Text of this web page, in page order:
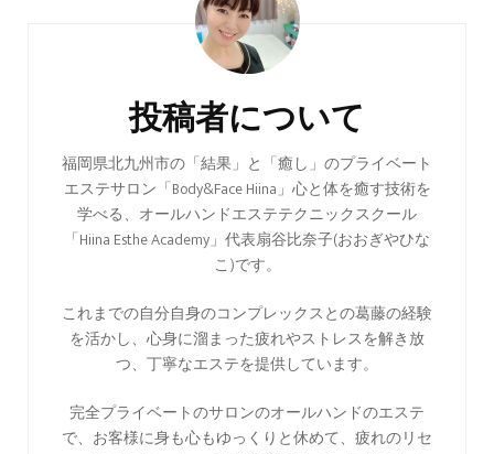
投稿者について
福岡県北九州市の「結果」と「癒し」のプライベート
エステサロン「Body&Face Hiina」心と体を癒す技術を
学べる、オールハンドエステテクニックスクール
「Hiina Esthe Academy」代表扇谷比奈子(おおぎやひな
こ)です。
これまでの自分自身のコンプレックスとの葛藤の経験
を活かし、心身に溜まった疲れやストレスを解き放
つ、丁寧なエステを提供しています。
完全プライベートのサロンのオールハンドのエステ
で、お客様に身も心もゆっくりと休めて、疲れのリセ